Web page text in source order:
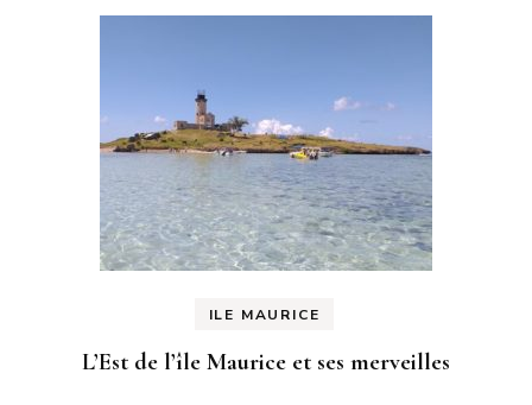
ILE MAURICE
L’Est de l’île Maurice et ses merveilles